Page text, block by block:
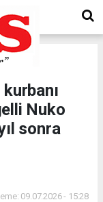
Nuko
sonra
09.07.2026 - 15:28